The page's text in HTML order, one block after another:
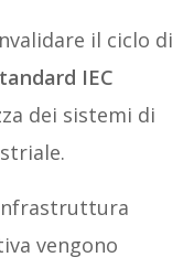
il ciclo di
IEC
dei sistemi di
vengono